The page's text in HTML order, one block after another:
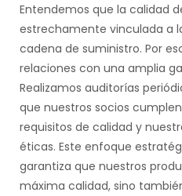
Entendemos que la calidad
estrechamente vinculada a
cadena de suministro. Por
relaciones con una amplia
Realizamos auditorías
que nuestros socios
requisitos de calidad y
éticas. Este enfoque
garantiza que nuestros
máxima calidad, sino